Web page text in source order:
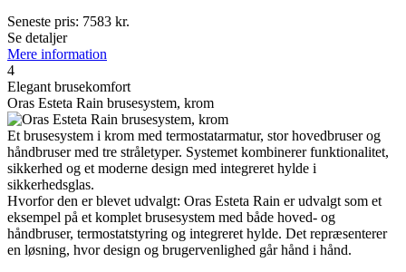
Seneste pris: 7583 kr.
Se detaljer
Mere information
4
Elegant brusekomfort
Oras Esteta Rain brusesystem, krom
Et brusesystem i krom med termostatarmatur, stor hovedbruser og
håndbruser med tre stråletyper. Systemet kombinerer funktionalitet,
sikkerhed og et moderne design med integreret hylde i
sikkerhedsglas.
Hvorfor den er blevet udvalgt: Oras Esteta Rain er udvalgt som et
eksempel på et komplet brusesystem med både hoved- og
håndbruser, termostatstyring og integreret hylde. Det repræsenterer
en løsning, hvor design og brugervenlighed går hånd i hånd.